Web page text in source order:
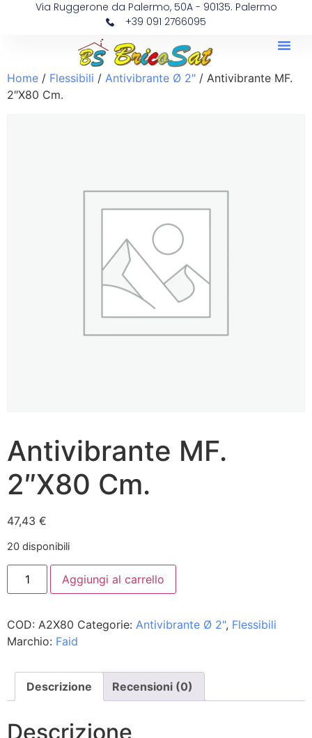
Via Ruggerone da Palermo, 50A - 90135. Palermo
+39 091 2766095
Home / Flessibili / Antivibrante Ø 2" / Antivibrante MF.
2″X80 Cm.
Antivibrante MF.
2″X80 Cm.
47,43 €
20 disponibili
Aggiungi al carrello
COD: A2X80 Categorie: Antivibrante Ø 2", Flessibili
Marchio: Faid
Descrizione Recensioni (0)
Descrizione